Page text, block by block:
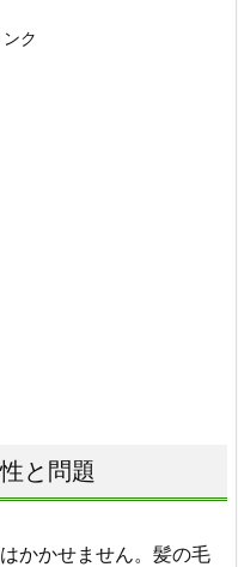
ク
と問題
かかせません。髪の毛